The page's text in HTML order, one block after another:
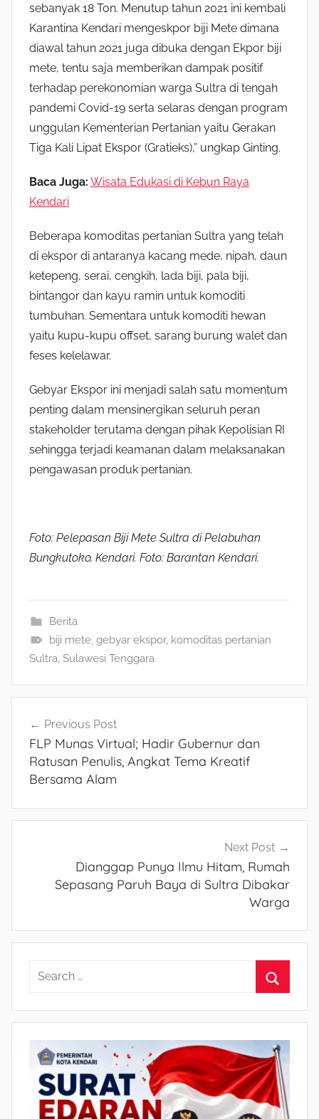
sebanyak 18 Ton. Menutup tahun 2021 ini kembali
Karantina Kendari mengeskpor biji Mete dimana
diawal tahun 2021 juga dibuka dengan Ekpor biji
mete, tentu saja memberikan dampak positif
terhadap perekonomian warga Sultra di tengah
pandemi Covid-19 serta selaras dengan program
unggulan Kementerian Pertanian yaitu Gerakan
Tiga Kali Lipat Ekspor (Gratieks),” ungkap Ginting.
Baca Juga: Wisata Edukasi di Kebun Raya
Kendari
Beberapa komoditas pertanian Sultra yang telah
di ekspor di antaranya kacang mede, nipah, daun
ketepeng, serai, cengkih, lada biji, pala biji,
bintangor dan kayu ramin untuk komoditi
tumbuhan. Sementara untuk komoditi hewan
yaitu kupu-kupu offset, sarang burung walet dan
feses kelelawar.
Gebyar Ekspor ini menjadi salah satu momentum
penting dalam mensinergikan seluruh peran
stakeholder terutama dengan pihak Kepolisian RI
sehingga terjadi keamanan dalam melaksanakan
pengawasan produk pertanian.
Foto: Pelepasan Biji Mete Sultra di Pelabuhan
Bungkutoko, Kendari. Foto: Barantan Kendari.
Berita
biji mete, gebyar ekspor, komoditas pertanian
Sultra, Sulawesi Tenggara
Navigasi
pos
Previous Post
FLP Munas Virtual; Hadir Gubernur dan
Ratusan Penulis, Angkat Tema Kreatif
Bersama Alam
Next Post
Dianggap Punya Ilmu Hitam, Rumah
Sepasang Paruh Baya di Sultra Dibakar
Warga
a
e
a
r
c
h